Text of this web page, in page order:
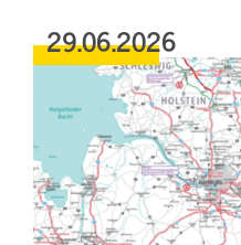
29.06.2026